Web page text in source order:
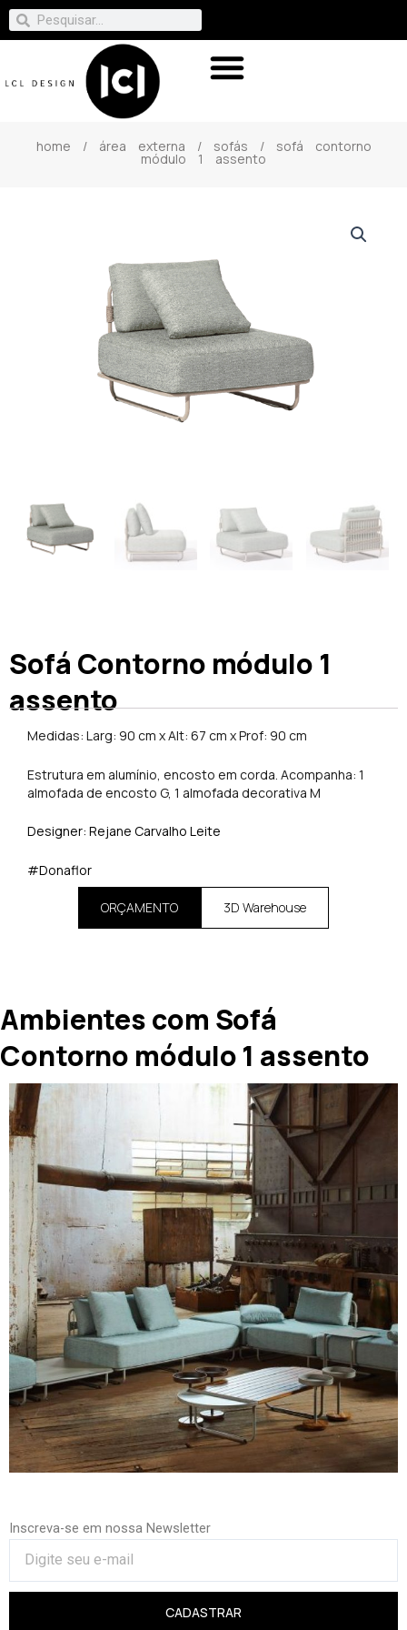
home / área externa / sofás / sofá contorno
módulo 1 assento
Sofá Contorno módulo 1
assento
Medidas: Larg: 90 cm x Alt: 67 cm x Prof: 90 cm
Estrutura em alumínio, encosto em corda. Acompanha: 1
almofada de encosto G, 1 almofada decorativa M
Designer: Rejane Carvalho Leite
#Donaflor
ORÇAMENTO 3D Warehouse
Ambientes com Sofá
Contorno módulo 1 assento
Inscreva-se em nossa Newsletter
CADASTRAR